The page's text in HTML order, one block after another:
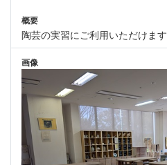
概要
陶芸の実習にご利用いただけます
画像